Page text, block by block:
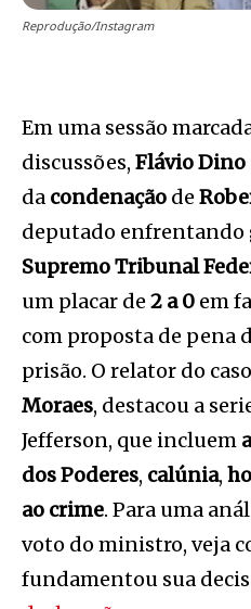
Reprodução/Instagram
Em uma sessão
discussões, Flávio Dino
da condenação de
deputado enfrentando
Supremo Tribunal
um placar de 2 a 0 em
com proposta de pena
prisão. O relator do
Moraes, destacou a
Jefferson, que incluem
dos Poderes, calúnia,
ao crime. Para uma
voto do ministro, veja
fundamentou sua